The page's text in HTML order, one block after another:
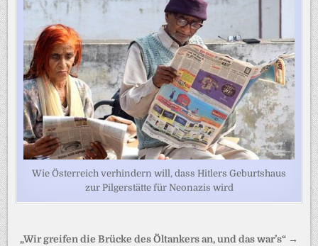
Wie Österreich verhindern will, dass Hitlers Geburtshaus
zur Pilgerstätte für Neonazis wird
Beitragsnavigation
„Wir greifen die Brücke des Öltankers an, und das war’s“ →